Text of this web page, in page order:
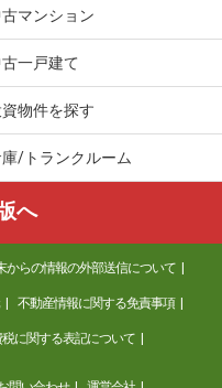
市沖田３
マンション
一戸建て
物件を探す
/トランクルーム
へ
からの情報の外部送信について
不動産情報に関する免責事項
に関する表記について